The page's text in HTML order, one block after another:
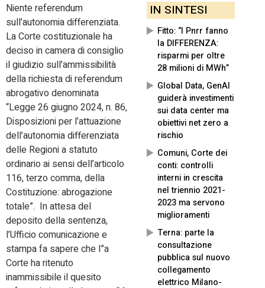
IN SINTESI
Fitto: “I Pnrr fanno
la DIFFERENZA:
risparmi per oltre
28 milioni di MWh”
Global Data, GenAI
guiderà investimenti
sui data center ma
obiettivi net zero a
rischio
Comuni, Corte dei
conti: controlli
interni in crescita
nel triennio 2021-
2023 ma servono
miglioramenti
Terna: parte la
consultazione
pubblica sul nuovo
collegamento
elettrico Milano-
Niente referendum
sull’autonomia differenziata.
La Corte costituzionale ha
deciso in camera di consiglio
il giudizio sull’ammissibilità
della richiesta di referendum
abrogativo denominata
“Legge 26 giugno 2024, n. 86,
Disposizioni per l’attuazione
dell’autonomia differenziata
delle Regioni a statuto
ordinario ai sensi dell’articolo
116, terzo comma, della
Costituzione: abrogazione
totale”. In attesa del
deposito della sentenza,
l’Ufficio comunicazione e
stampa fa sapere che l”a
Corte ha ritenuto
inammissibile il quesito